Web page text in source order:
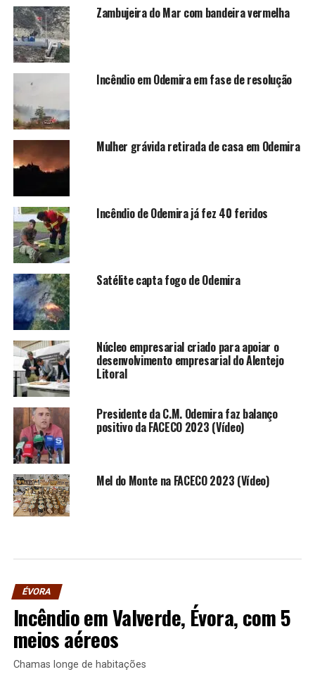
Zambujeira do Mar com bandeira vermelha
Incêndio em Odemira em fase de resolução
Mulher grávida retirada de casa em Odemira
Incêndio de Odemira já fez 40 feridos
Satélite capta fogo de Odemira
Núcleo empresarial criado para apoiar o
desenvolvimento empresarial do Alentejo
Litoral
Presidente da C.M. Odemira faz balanço
positivo da FACECO 2023 (Vídeo)
Mel do Monte na FACECO 2023 (Vídeo)
ÉVORA
Incêndio em Valverde, Évora, com 5
meios aéreos
Chamas longe de habitações